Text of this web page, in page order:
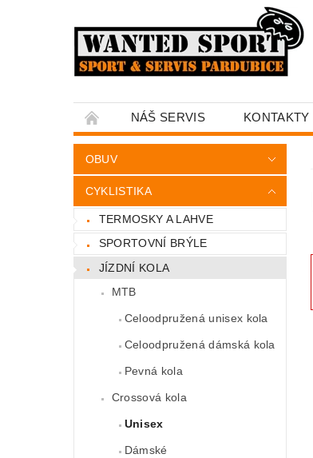
NÁŠ SERVIS KONTAKTY
OBUV
CYKLISTIKA
TERMOSKY A LAHVE
SPORTOVNÍ BRÝLE
JÍZDNÍ KOLA
MTB
Celoodpružená unisex kola
Celoodpružená dámská kola
Pevná kola
Crossová kola
Unisex
Dámské